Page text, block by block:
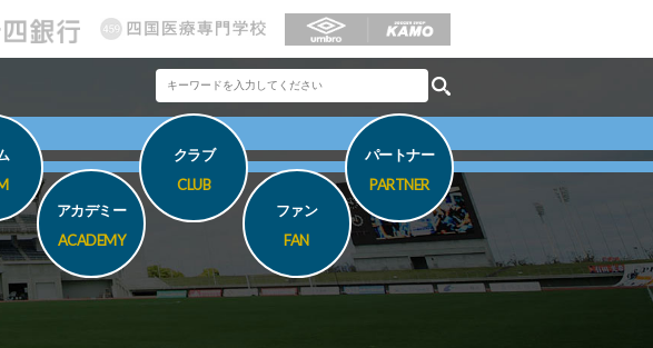
アカデミー
ACADEMY
クラブ
CLUB
ファン
FAN
パートナー
PARTNER